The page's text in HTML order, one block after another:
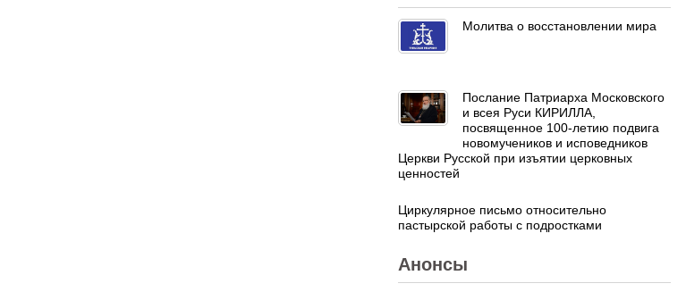
Молитва о восстановлении мира
Послание Патриарха Московского
и всея Руси КИРИЛЛА,
посвященное 100-летию подвига
новомучеников и исповедников
Церкви Русской при изъятии церковных
ценностей
Циркулярное письмо относительно
пастырской работы с подростками
Анонсы